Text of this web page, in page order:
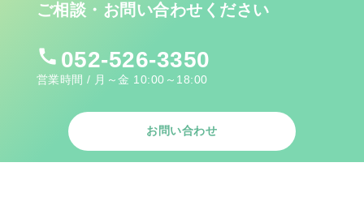
ご相談・お問い合わせください
call 052-526-3350
営業時間 / 月～金 10:00～18:00
お問い合わせ